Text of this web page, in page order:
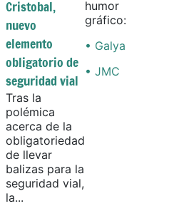
Cristobal,
nuevo
elemento
obligatorio de
seguridad vial
Tras la
polémica
acerca de la
obligatoriedad
de llevar
balizas para la
seguridad vial,
la...
humor
gráfico:
• Galya
• JMC